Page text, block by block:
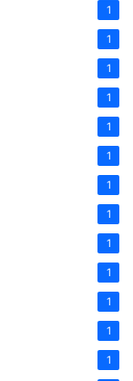
1
1
1
1
1
1
1
1
1
1
1
1
1